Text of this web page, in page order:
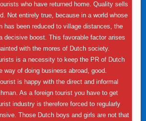
who have returned home. Quality sells
Not entirely true, because in a world whose
has been reduced to village distances, the
decisive boost. This favorable factor arises
with the mores of Dutch society.
is a necessity to keep the PR of Dutch
way of doing business abroad, good.
is happy with the direct and informal
As a foreign tourist you have to get
industry is therefore forced to regularly
Those Dutch boys and girls are not that